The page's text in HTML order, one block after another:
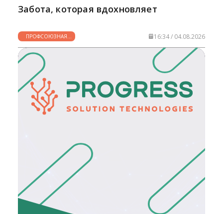
Забота, которая вдохновляет
ПРОФСОЮЗНАЯ
ЖИЗНЬ
16:34 / 04.08.2026